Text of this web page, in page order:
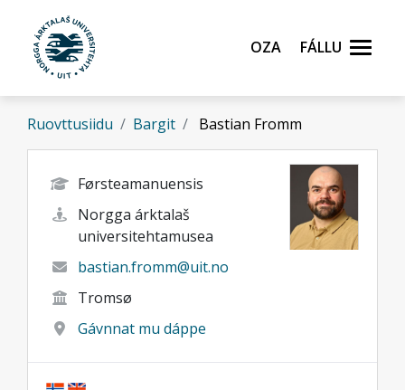
Gå til hovedinnhold
Oza
Fállu
Ruovttusiidu Bargit Bastian Fromm
Førsteamanuensis
Norgga árktalaš
universitehtamusea
bastian.fromm@uit.no
Tromsø
Gávnnat mu dáppe